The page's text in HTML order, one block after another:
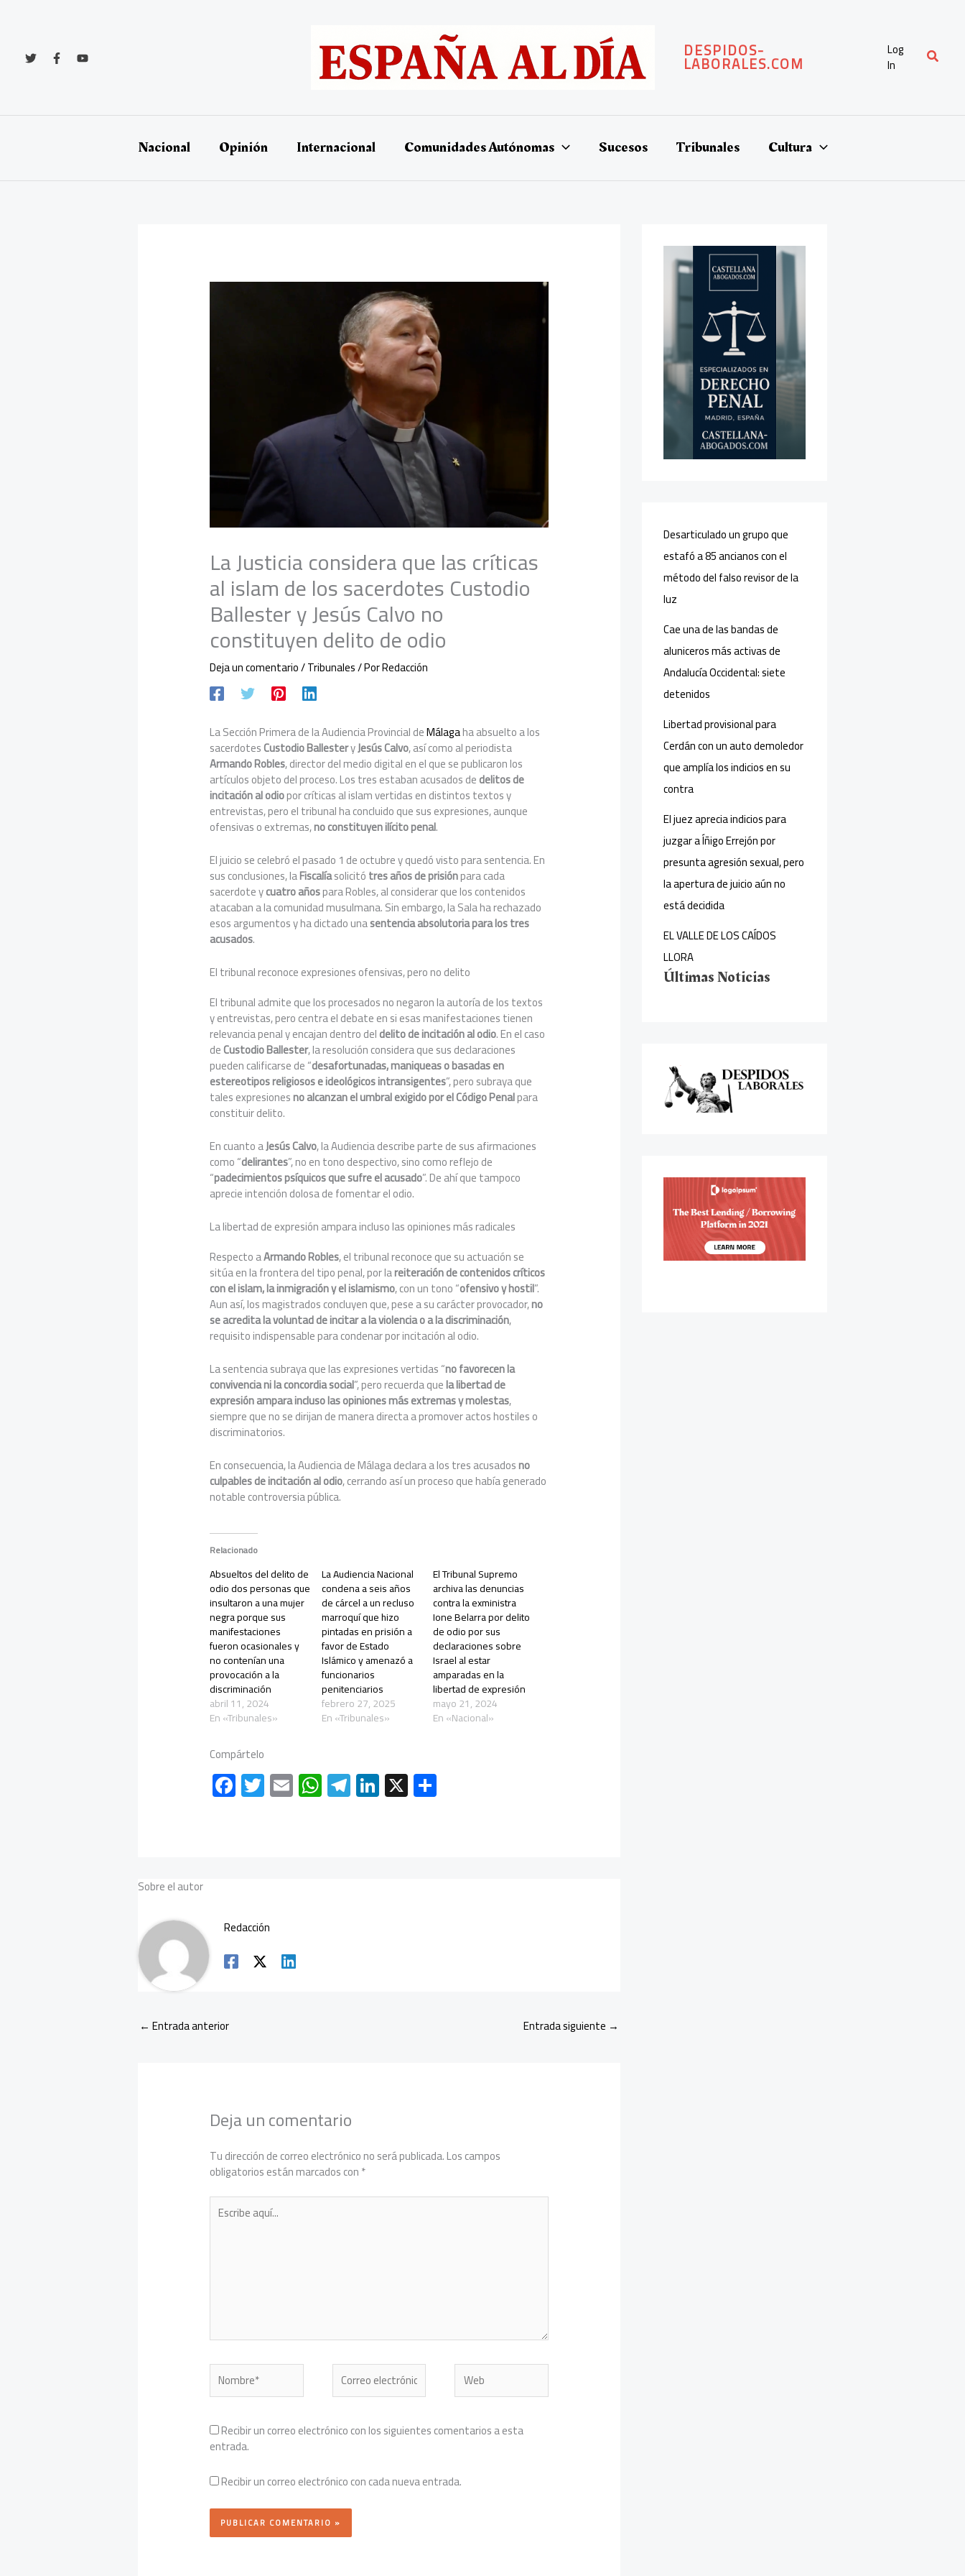
DESPIDOS-
LABORALES.COM
Log
In Buscar
Nacional Opinión Internacional Comunidades Autónomas Sucesos Tribunales Cultura
La Justicia considera que las críticas
al islam de los sacerdotes Custodio
Ballester y Jesús Calvo no
constituyen delito de odio
Deja un comentario/Tribunales/ PorRedacción
La Sección Primera de la Audiencia Provincial deMálagaha absuelto a los
sacerdotesCustodio BallesteryJesús Calvo, así como al periodista
Armando Robles, director del medio digital en el que se publicaron los
artículos objeto del proceso. Los tres estaban acusados dedelitos de
incitación al odiopor críticas al islam vertidas en distintos textos y
entrevistas, pero el tribunal ha concluido que sus expresiones, aunque
ofensivas o extremas,no constituyen ilícito penal.
El juicio se celebró el pasado 1 de octubre y quedó visto para sentencia. En
sus conclusiones, laFiscalíasolicitótres años de prisiónpara cada
sacerdote ycuatro añospara Robles, al considerar que los contenidos
atacaban a la comunidad musulmana. Sin embargo, la Sala ha rechazado
esos argumentos y ha dictado unasentencia absolutoria para los tres
acusados.
El tribunal reconoce expresiones ofensivas, pero no delito
El tribunal admite que los procesados no negaron la autoría de los textos
y entrevistas, pero centra el debate en si esas manifestaciones tienen
relevancia penal y encajan dentro deldelito de incitación al odio. En el caso
deCustodio Ballester, la resolución considera que sus declaraciones
pueden calificarse de “desafortunadas, maniqueas o basadas en
estereotipos religiosos e ideológicos intransigentes”, pero subraya que
tales expresionesno alcanzan el umbral exigido por el Código Penalpara
constituir delito.
En cuanto aJesús Calvo, la Audiencia describe parte de sus afirmaciones
como “delirantes”, no en tono despectivo, sino como reflejo de
“padecimientos psíquicos que sufre el acusado”. De ahí que tampoco
aprecie intención dolosa de fomentar el odio.
La libertad de expresión ampara incluso las opiniones más radicales
Respecto aArmando Robles, el tribunal reconoce que su actuación se
sitúa en la frontera del tipo penal, por lareiteración de contenidos críticos
con el islam, la inmigración y el islamismo, con un tono “ofensivo y hostil”.
Aun así, los magistrados concluyen que, pese a su carácter provocador,no
se acredita la voluntad de incitar a la violencia o a la discriminación,
requisito indispensable para condenar por incitación al odio.
La sentencia subraya que las expresiones vertidas “no favorecen la
convivencia ni la concordia social”, pero recuerda quela libertad de
expresión ampara incluso las opiniones más extremas y molestas,
siempre que no se dirijan de manera directa a promover actos hostiles o
discriminatorios.
En consecuencia, la Audiencia de Málaga declara a los tres acusadosno
culpables de incitación al odio, cerrando así un proceso que había generado
notable controversia pública.
Relacionado
Absueltos del delito de
odio dos personas que
insultaron a una mujer
negra porque sus
manifestaciones
fueron ocasionales y
no contenían una
provocación a la
discriminación
abril 11, 2024
En «Tribunales»
La Audiencia Nacional
condena a seis años
de cárcel a un recluso
marroquí que hizo
pintadas en prisión a
favor de Estado
Islámico y amenazó a
funcionarios
penitenciarios
febrero 27, 2025
En «Tribunales»
El Tribunal Supremo
archiva las denuncias
contra la exministra
Ione Belarra por delito
de odio por sus
declaraciones sobre
Israel al estar
amparadas en la
libertad de expresión
mayo 21, 2024
En «Nacional»
Compártelo
F
ac
T
wi
E
m
W
h
Te
le
Li
nk
X
Sobre el autor
Redacción
← Entrada anterior Entrada siguiente →
Deja un comentario
Tu dirección de correo electrónico no será publicada.Los campos
obligatorios están marcados con*
Escribe
aquí...
Nombre* Correo
electrónico*
Web
Recibir un correo electrónico con los siguientes comentarios a esta
entrada.
Recibir un correo electrónico con cada nueva entrada.
Desarticulado un grupo que
estafó a 85 ancianos con el
método del falso revisor de la
luz
Cae una de las bandas de
aluniceros más activas de
Andalucía Occidental: siete
detenidos
Libertad provisional para
Cerdán con un auto demoledor
que amplía los indicios en su
contra
El juez aprecia indicios para
juzgar a Íñigo Errejón por
presunta agresión sexual, pero
la apertura de juicio aún no
está decidida
EL VALLE DE LOS CAÍDOS
LLORA
Últimas Noticias